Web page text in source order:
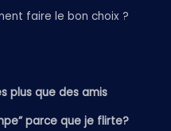
faire le bon choix ?
plus que des amis
parce que je flirte?